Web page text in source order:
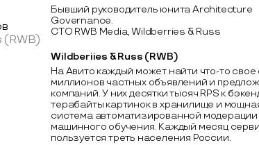
(RWB)
Бывший руководитель юнита Architecture
Governance.
CTO RWB Media, Wildberries & Russ
Wildberiies & Russ (RWB)
На Авито каждый может найти что-то свое
миллионов частных объявлений и
компаний. У них десятки тысяч RPS к
терабайты картинок в хранилище и
система автоматизированной
машинного обучения. Каждый месяц
пользуется треть населения России.